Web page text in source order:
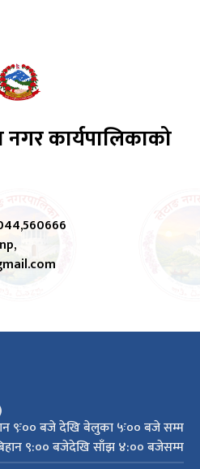
कार्यपालिकाको
९ः०० बजे देखि बेलुका ५ः०० बजे सम्म
९:०० बजेदेखि साँझ ४:०० बजेसम्म